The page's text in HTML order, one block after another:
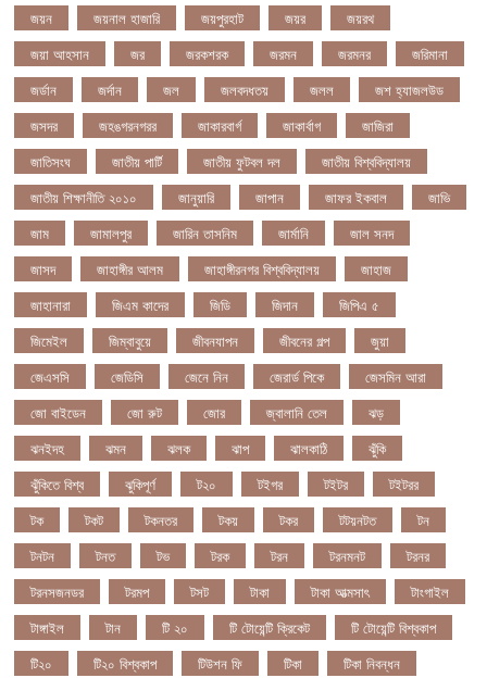
জয়ন
জয়নাল হাজারি জয়পুরহাট জয়র
জয়রথ
জয়া আহসান
জর জরকশরক জরমন জরমনর
জরিমানা
জর্ডান
জর্দান জল জলবদধতয় জলল
জশ হ্যাজলউড
জসদর
জহঙগরনগরর জাকারবার্গ জাকার্বাগ
জাজিরা
জাতিসংঘ
জাতীয় পার্টি জাতীয় ফুটবল দল
জাতীয় বিশ্ববিদ্যালয়
জাতীয় শিক্ষানীতি ২০১০
জানুয়ারি জাপান জাফর ইকবাল
জাভি
জাম
জামালপুর জারিন তাসনিম জার্মানি
জাল সনদ
জাসদ
জাহাঙ্গীর আলম জাহাঙ্গীরনগর বিশ্ববিদ্যালয়
জাহাজ
জাহানারা
জিএম কাদের জিডি জিদান
জিপিএ ৫
জিমেইল
জিম্বাবুয়ে জীবনযাপন জীবনের গল্প
জুয়া
জেএসসি
জেডিসি জেনে নিন জেরার্ড পিকে
জেসমিন আরা
জো বাইডেন
জো রুট জোর জ্বালানি তেল
ঝড়
ঝনইদহ
ঝমন ঝলক ঝাপ ঝালকাঠি
ঝুঁকি
ঝুঁকিতে বিশ্ব
ঝুকিপূর্ণ ট২০ টইগর টইটর
টইটরর
টক
টকট টকনতর টকয় টকর টটয়নটত
টন
টনটন
টনত টভ টরক টরন টরনমনট
টরনর
টরনসজনডর
টরমপ টসট টাকা টাকা আত্মসাৎ
টাংগাইল
টাঙ্গাইল
টান টি ২০ টি টোয়েন্টি ক্রিকেট
টি টোয়েন্টি বিশ্বকাপ
টি২০
টি২০ বিশ্বকাপ টিউশন ফি টিকা
টিকা নিবন্ধন